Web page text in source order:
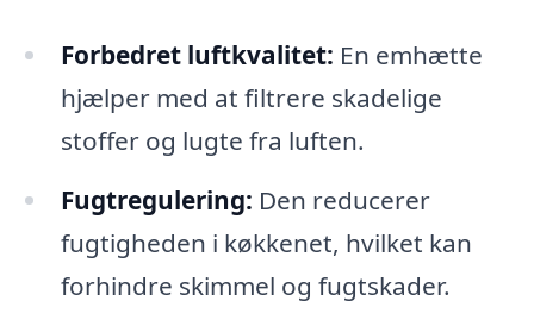
Forbedret luftkvalitet: En emhætte
hjælper med at filtrere skadelige
stoffer og lugte fra luften.
Fugtregulering: Den reducerer
fugtigheden i køkkenet, hvilket kan
forhindre skimmel og fugtskader.